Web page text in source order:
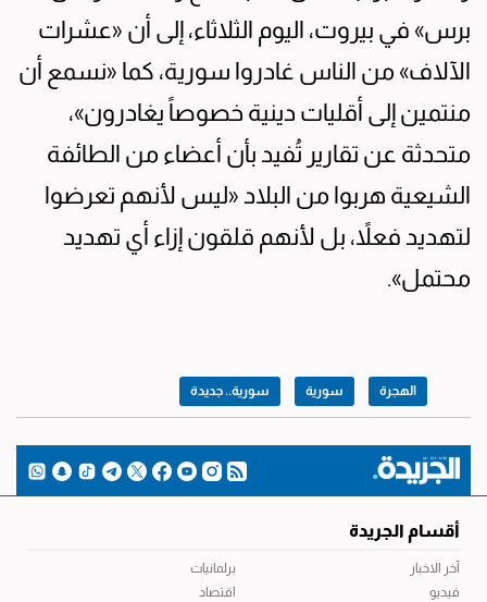
برس» في بيروت، اليوم الثلاثاء، إلى أن «عشرات
الآلاف» من الناس غادروا سورية، كما «نسمع أن
منتمين إلى أقليات دينية خصوصاً يغادرون»،
متحدثة عن تقارير تُفيد بأن أعضاء من الطائفة
الشيعية هربوا من البلاد «ليس لأنهم تعرضوا
لتهديد فعلاً، بل لأنهم قلقون إزاء أي تهديد
محتمل».
الهجرة سورية سورية.. جديدة
أقسام الجريدة
آخر الاخبار
فيديو
برلمانيات
اقتصاد